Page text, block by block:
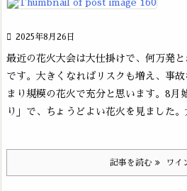
 2025年8月26日
最近の花火大会は大仕掛けで、何万発
です。大きくなればリスクも増え、事
まり規模の花火で充分と思います。8月
り」で、ちょうどよい花火を見ました
記事を読む ワイ